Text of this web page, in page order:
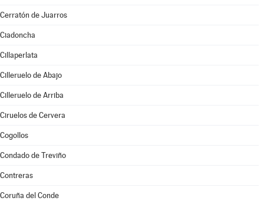
Cerratón de Juarros
Ciadoncha
Cillaperlata
Cilleruelo de Abajo
Cilleruelo de Arriba
Ciruelos de Cervera
Cogollos
Condado de Treviño
Contreras
Coruña del Conde